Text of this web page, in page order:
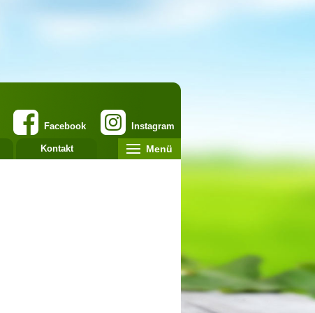
Instagram
Facebook
Kontakt Menü